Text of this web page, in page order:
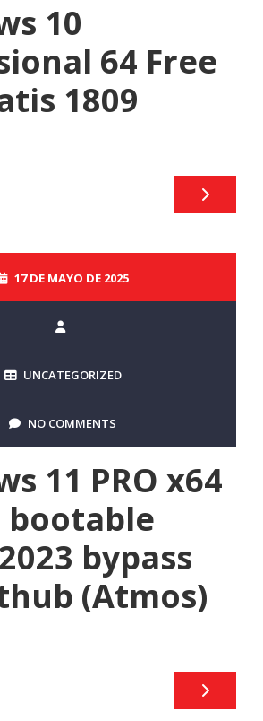
10
64 Free
1809
17 DE MAYO DE 2025
UNCATEGORIZED
NO COMMENTS
11 PRO x64
bypass
(Atmos)